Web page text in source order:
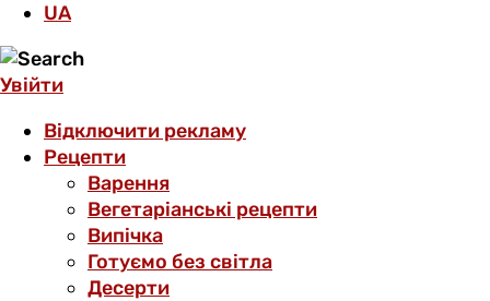
UA
Увійти
Відключити рекламу
Рецепти
Варення
Вегетаріанські рецепти
Випічка
Готуємо без світла
Десерти